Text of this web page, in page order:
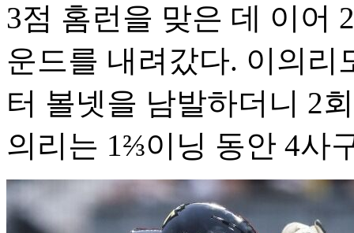
3점 홈런을 맞은 데 이어
운드를 내려갔다. 이의리
터 볼넷을 남발하더니 2
의리는 1⅔이닝 동안 4사